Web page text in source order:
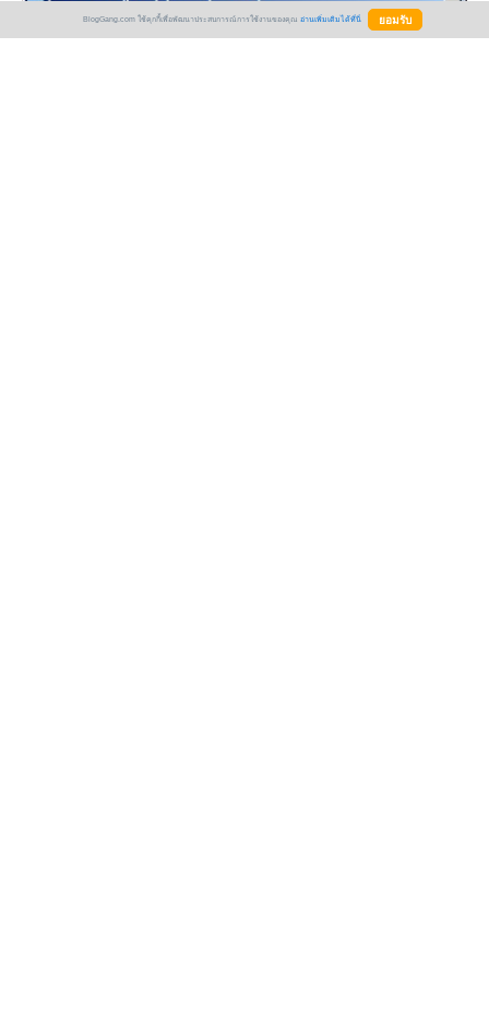
BlogGang.com ใช้คุกกี้เพื่อพัฒนาประสบการณ์การใช้งานของคุณ อ่านเพิ่มเติมได้ที่นี่